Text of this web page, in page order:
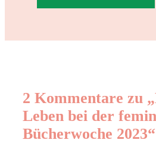
2 Kommentare zu
Leben bei der
Bücherwoche 2023“